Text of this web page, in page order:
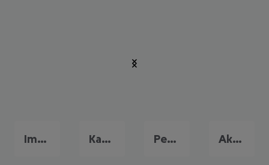
Imerovigli Kamari Perissa Akrotiri